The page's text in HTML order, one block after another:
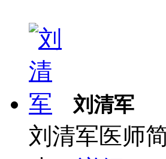
刘清军
刘清军医师